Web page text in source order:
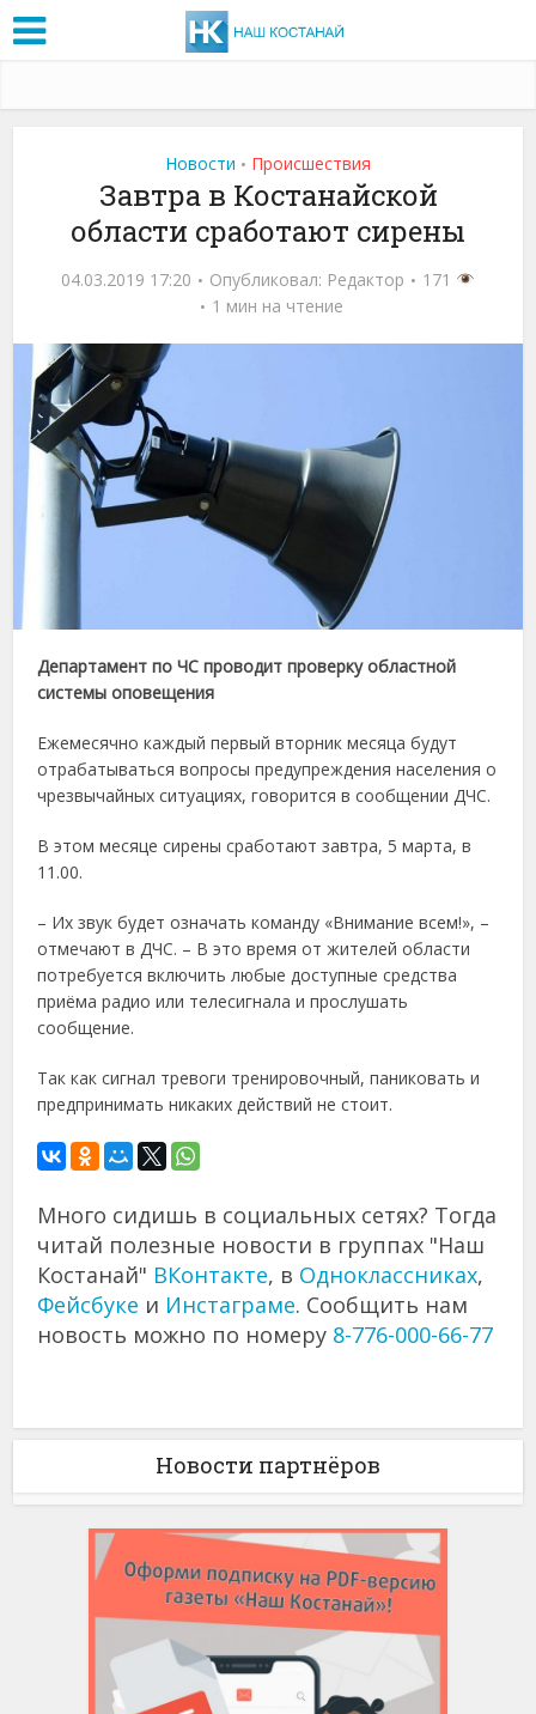
Новости • Проиcшествия
Завтра в Костанайской
области сработают сирены
04.03.2019 17:20 Опубликовал: Редактор
171
1 мин на чтение
Департамент по ЧС проводит проверку областной
системы оповещения
Ежемесячно каждый первый вторник месяца будут
отрабатываться вопросы предупреждения населения о
чрезвычайных ситуациях, говорится в сообщении ДЧС.
В этом месяце сирены сработают завтра, 5 марта, в
11.00.
– Их звук будет означать команду «Внимание всем!», –
отмечают в ДЧС. – В это время от жителей области
потребуется включить любые доступные средства
приёма радио или телесигнала и прослушать
сообщение.
Так как сигнал тревоги тренировочный, паниковать и
предпринимать никаких действий не стоит.
Много сидишь в социальных сетях? Тогда
читай полезные новости в группах "Наш
Костанай" ВКонтакте, в Одноклассниках,
Фейсбуке и Инстаграме. Сообщить нам
новость можно по номеру 8-776-000-66-77
Новости партнёров